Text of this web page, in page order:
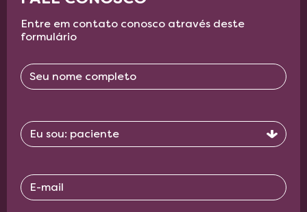
Entre em contato conosco através deste
formulário